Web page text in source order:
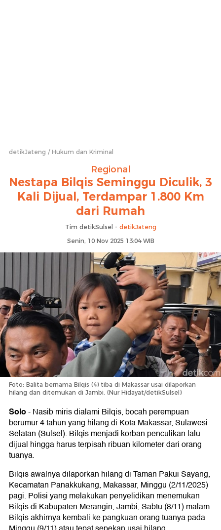
detikJateng Hukum dan Kriminal
Regional
Nestapa Bilqis Seminggu Diculik, 3
Kali Dijual, Terdampar 1.800 Km
dari Rumah
Tim detikSulsel - detikJateng
Senin, 10 Nov 2025 13:04 WIB
Foto: Balita bernama Bilqis (4) tiba di Makassar usai dilaporkan
hilang dan ditemukan di Jambi. (Nur Hidayat/detikSulsel)
Solo-Nasib miris dialami Bilqis, bocah perempuan
berumur 4 tahun yang hilang di Kota Makassar, Sulawesi
Selatan (Sulsel). Bilqis menjadi korban penculikan lalu
dijual hingga harus terpisah ribuan kilometer dari orang
tuanya.
Bilqis awalnya dilaporkan hilang di Taman Pakui Sayang,
Kecamatan Panakkukang, Makassar, Minggu (2/11/2025)
pagi. Polisi yang melakukan penyelidikan menemukan
Bilqis di Kabupaten Merangin, Jambi, Sabtu (8/11) malam.
Bilqis akhirnya kembali ke pangkuan orang tuanya pada